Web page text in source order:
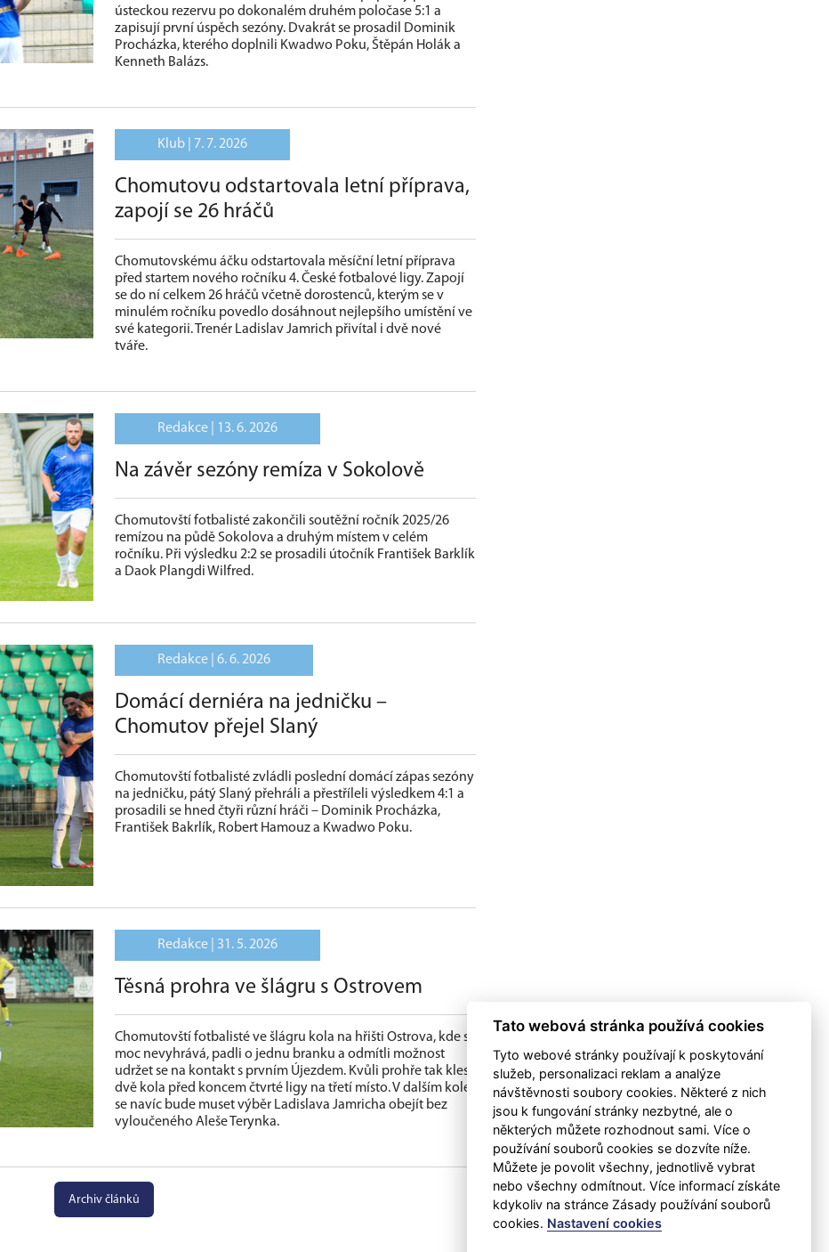
ústeckou rezervu po dokonalém druhém poločase 5:1 a
zapisují první úspěch sezóny. Dvakrát se prosadil Dominik
Procházka, kterého doplnili Kwadwo Poku, Štěpán Holák a
Kenneth Balázs.
Klub | 7. 7. 2026
Chomutovu odstartovala letní příprava,
zapojí se 26 hráčů
Chomutovskému áčku odstartovala měsíční letní příprava
před startem nového ročníku 4. České fotbalové ligy. Zapojí
se do ní celkem 26 hráčů včetně dorostenců, kterým se v
minulém ročníku povedlo dosáhnout nejlepšího umístění ve
své kategorii. Trenér Ladislav Jamrich přivítal i dvě nové
tváře.
Redakce | 13. 6. 2026
Na závěr sezóny remíza v Sokolově
Chomutovští fotbalisté zakončili soutěžní ročník 2025/26
remízou na půdě Sokolova a druhým místem v celém
ročníku. Při výsledku 2:2 se prosadili útočník František Barklík
a Daok Plangdi Wilfred.
Redakce | 6. 6. 2026
Domácí derniéra na jedničku –
Chomutov přejel Slaný
Chomutovští fotbalisté zvládli poslední domácí zápas sezóny
na jedničku, pátý Slaný přehráli a přestříleli výsledkem 4:1 a
prosadili se hned čtyři různí hráči – Dominik Procházka,
František Bakrlík, Robert Hamouz a Kwadwo Poku.
Redakce | 31. 5. 2026
Těsná prohra ve šlágru s Ostrovem
Chomutovští fotbalisté ve šlágru kola na hřišti Ostrova, kde se
moc nevyhrává, padli o jednu branku a odmítli možnost
udržet se na kontakt s prvním Újezdem. Kvůli prohře tak klesli
dvě kola před koncem čtvrté ligy na třetí místo. V dalším kole
se navíc bude muset výběr Ladislava Jamricha obejít bez
vyloučeného Aleše Terynka.
Archiv článků
Tato webová stránka používá cookies
Tyto webové stránky používají k poskytování
služeb, personalizaci reklam a analýze
návštěvnosti soubory cookies. Některé z nich
jsou k fungování stránky nezbytné, ale o
některých můžete rozhodnout sami. Více o
používání souborů cookies se dozvíte níže.
Můžete je povolit všechny, jednotlivě vybrat
nebo všechny odmítnout. Více informací získáte
kdykoliv na stránce Zásady používání souborů
cookies. Nastavení cookies